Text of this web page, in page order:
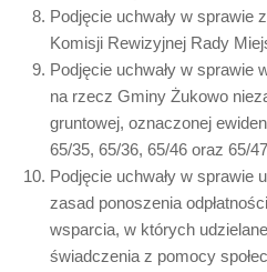
Podjęcie uchwały w sprawie
Komisji Rewizyjnej Rady
Podjęcie uchwały w sprawie
na rzecz Gminy Żukowo
gruntowej, oznaczonej
65/35, 65/36, 65/46 oraz 65/
Podjęcie uchwały w sprawie
zasad ponoszenia
wsparcia, w których
świadczenia z pomocy